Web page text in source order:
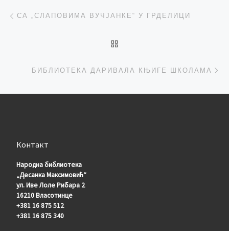
Post navigation
СА „СЛАПОВИМА ВУЧЈАНКЕ“ У ГРДЕЛИЦИ
БИБЛИОТЕКА ДАРИВАЛА КЊИГЕ ШКОЛАМА
Контакт
Народна библиотека
„Десанка Максимовић“
ул. Иве Лоле Рибара 2
16210 Власотинце
+381 16 875 512
+381 16 875 340